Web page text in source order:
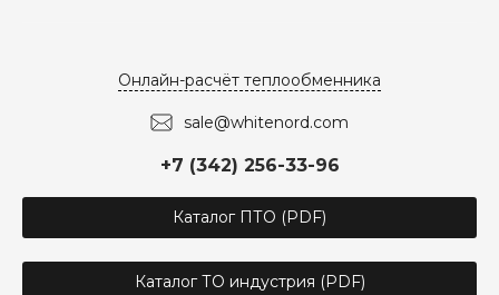
Онлайн-расчёт теплообменника
sale@whitenord.com
+7 (342) 256-33-96
Каталог ПТО (PDF)
Каталог ТО индустрия (PDF)